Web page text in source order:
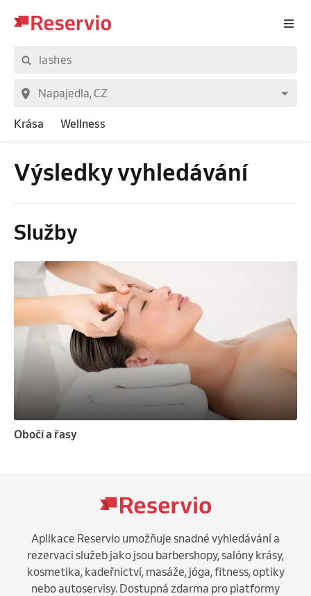
Krása Wellness
Výsledky vyhledávání
Služby
Obočí a řasy
Aplikace Reservio umožňuje snadné vyhledávání a
rezervaci služeb jako jsou barbershopy, salóny krásy,
kosmetika, kadeřnictví, masáže, jóga, fitness, optiky
nebo autoservisy. Dostupná zdarma pro platformy